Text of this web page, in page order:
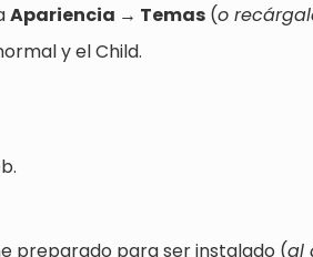
Apariencia → Temas (o
y el Child.
preparado para ser instalado (al